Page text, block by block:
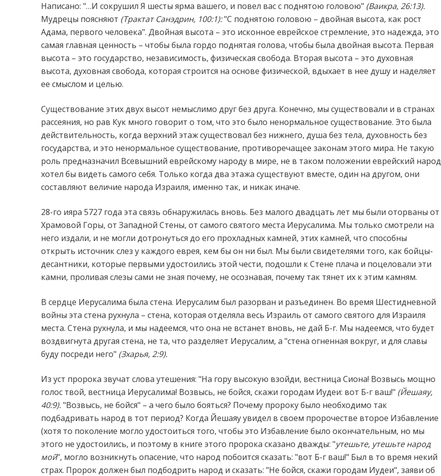
Написано: "…И сокрушил Я шесты ярма вашего, и повел вас с поднятою головою" (Ваикра, 26:13).
Мудрецы поясняют (Трактат Санэдрин, 100:1):"С поднятою головою – двойная высота, как рост
Адама, первого человека". Двойная высота – это исконное еврейское стремление, это надежда, это
самая главная ценность – чтобы была гордо поднятая голова, чтобы была двойная высота. Первая
высота – это государство, независимость, физическая свобода. Вторая высота – это духовная
высота, духовная свобода, которая строится на основе физической, вдыхает в нее душу и наделяет
ее смыслом и целью.
Существование этих двух высот немыслимо друг без друга. Конечно, мы существовали и в странах
рассеяния, но рав Кук много говорит о том, что это было ненормальное существование. Это была
действительность, когда верхний этаж существовал без нижнего, душа без тела, духовность без
государства, и это ненормальное существование, противоречащее законам этого мира. Не такую
роль предназначил Всевышний еврейскому народу в мире, не в таком положении еврейский народ
хотел бы видеть самого себя. Только когда два этажа существуют вместе, один на другом, они
составляют величие народа Израиля, именно так, и никак иначе.
28-го ияра 5727 года эта связь обнаружилась вновь. Без малого двадцать лет мы были оторваны от
Храмовой Горы, от Западной Стены, от самого святого места Иерусалима. Мы только смотрели на
него издали, и не могли дотронуться до его прохладных камней, этих камней, что способны
открыть источник слез у каждого еврея, кем бы он ни был. Мы были свидетелями того, как бойцы-
десантники, которые первыми удостоились этой чести, подошли к Стене плача и поцеловали эти
камни, проливая слезы сами не зная почему, не осознавая, почему так тянет их к этим камням.
В сердце Иерусалима была стена. Иерусалим был разорван и разъединен. Во время Шестидневной
войны эта стена рухнула – стена, которая отделяла весь Израиль от самого святого для Израиля
места. Стена рухнула, и мы надеемся, что она не встанет вновь, не дай Б-г. Мы надеемся, что будет
воздвигнута другая стена, не та, что разделяет Иерусалим, а "стена огненная вокруг, и для славы
буду посреди него" (Зхарья, 2:9).
Из уст пророка звучат слова утешения: "На гору высокую взойди, вестница Сиона! Возвысь мощно
голос твой, вестница Иерусалима! Возвысь, не бойся, скажи городам Иудеи: вот Б-г ваш!" (Йешаяу,
40:9)."Возвысь, не бойся" – а чего было бояться? Почему пророку было необходимо так
подбадривать народ в тот период? Когда Йешаяу увидел в своем пророчестве второе Избавление
(хотя то поколение могло удостоиться того, чтобы это Избавление было окончательным, но мы
этого не удостоились, и поэтому в книге этого пророка сказано дважды: "утешьте, утешьте народ
мой", могло возникнуть опасение, что народ побоится сказать: "вот Б-г ваш!" Был в то время некий
страх. Пророк должен был подбодрить народ и сказать: "Не бойся, скажи городам Иудеи", заяви об